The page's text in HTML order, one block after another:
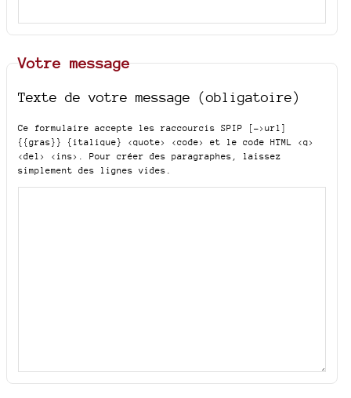
Votre message
Texte de votre message (obligatoire)
Ce formulaire accepte les raccourcis SPIP
[->url]
{{gras}} {italique} <quote> <code>
et le code HTML <q>
<del> <ins>
. Pour créer des paragraphes, laissez
simplement des lignes vides.